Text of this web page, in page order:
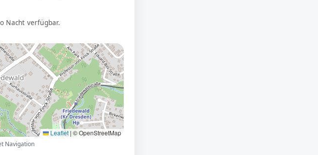
Nacht verfügbar.
Leaflet | © OpenStreetMap
Navigation